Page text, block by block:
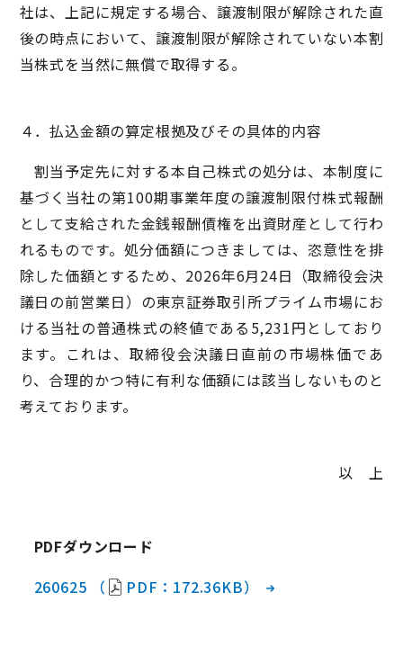
社は、上記に規定する場合、譲渡制限が解除された直
後の時点において、譲渡制限が解除されていない本割
当株式を当然に無償で取得する。
４．払込金額の算定根拠及びその具体的内容
割当予定先に対する本自己株式の処分は、本制度に
基づく当社の第100期事業年度の譲渡制限付株式報酬
として支給された金銭報酬債権を出資財産として行わ
れるものです。処分価額につきましては、恣意性を排
除した価額とするため、2026年6月24日（取締役会決
議日の前営業日）の東京証券取引所プライム市場にお
ける当社の普通株式の終値である5,231円としており
ます。これは、取締役会決議日直前の市場株価であ
り、合理的かつ特に有利な価額には該当しないものと
考えております。
以 上
PDFダウンロード
260625 （
PDF：172.36KB）